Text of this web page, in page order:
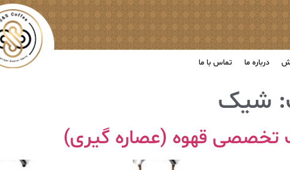
درباره ما تماس با ما
شیک
تخصصی قهوه (عصاره گیری)